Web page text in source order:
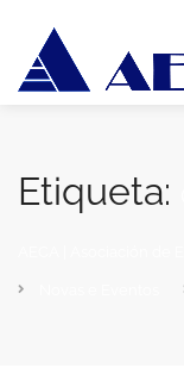
Etiqueta: